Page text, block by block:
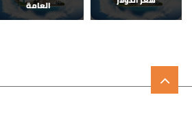
العامة